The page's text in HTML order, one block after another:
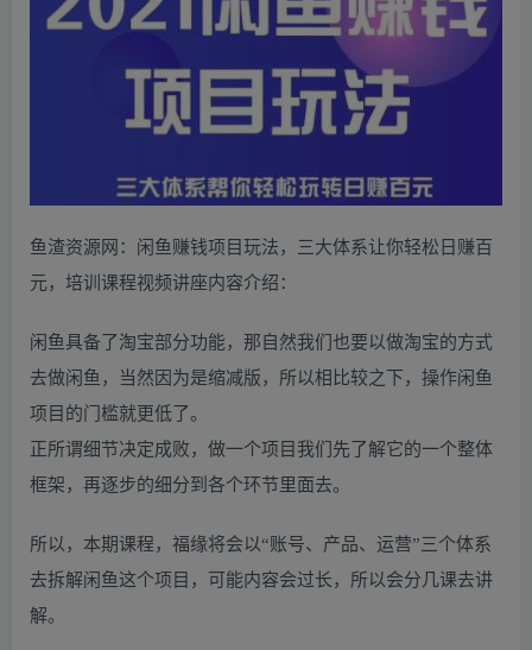
鱼渣资源网：闲鱼赚钱项目玩法，三大体系让你轻松日赚百
元，培训课程视频讲座内容介绍：
闲鱼具备了淘宝部分功能，那自然我们也要以做淘宝的方式
去做闲鱼，当然因为是缩减版，所以相比较之下，操作闲鱼
项目的门槛就更低了。
正所谓细节决定成败，做一个项目我们先了解它的一个整体
框架，再逐步的细分到各个环节里面去。
所以，本期课程，福缘将会以“账号、产品、运营”三个体系
去拆解闲鱼这个项目，可能内容会过长，所以会分几课去讲
解。